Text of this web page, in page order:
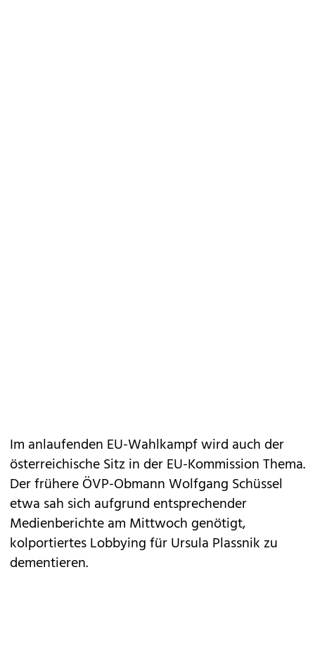
Im anlaufenden EU-Wahlkampf wird auch der
österreichische Sitz in der EU-Kommission Thema.
Der frühere ÖVP-Obmann Wolfgang Schüssel
etwa sah sich aufgrund entsprechender
Medienberichte am Mittwoch genötigt,
kolportiertes Lobbying für Ursula Plassnik zu
dementieren.